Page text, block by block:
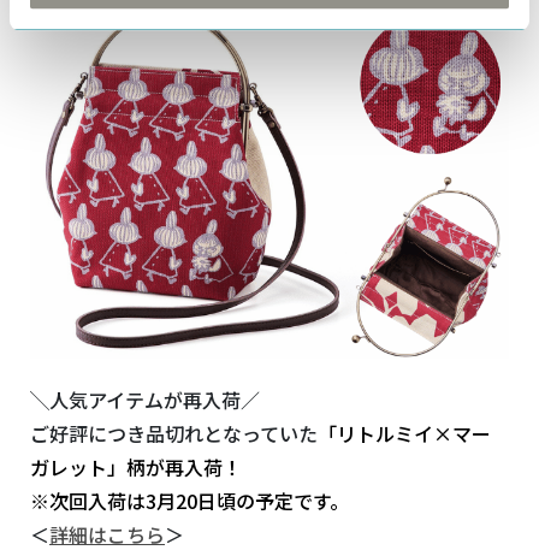
╲人気アイテムが再入荷／
ご好評につき品切れとなっていた 「リトルミイ×マー
ガレット」柄が再入荷！
※次回入荷は3月20日頃の予定です。
＜詳細はこちら＞